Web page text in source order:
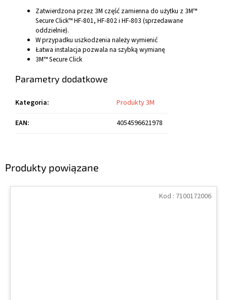
Produkty powiązane
Kod : 7100172006
Zatwierdzona przez 3M część zamienna do użytku z 3M™
Secure Click™ HF-801, HF-802 i HF-803 (sprzedawane
oddzielnie).
W przypadku uszkodzenia należy wymienić
Łatwa instalacja pozwala na szybką wymianę
3M™ Secure Click
Parametry dodatkowe
Kategoria:
Produkty 3M
EAN: 4054596621978